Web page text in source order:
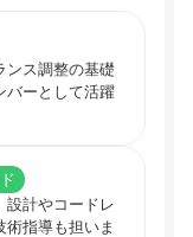
ンス調整の基礎
バーとして活躍
設計やコードレ
術指導も担いま